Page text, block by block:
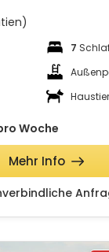
7
Woche
Mehr Info